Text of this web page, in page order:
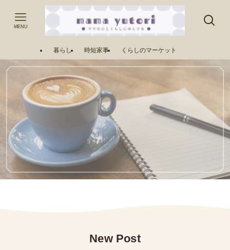
MENU
暮らし 時短家事 くらしのマーケット
New Post